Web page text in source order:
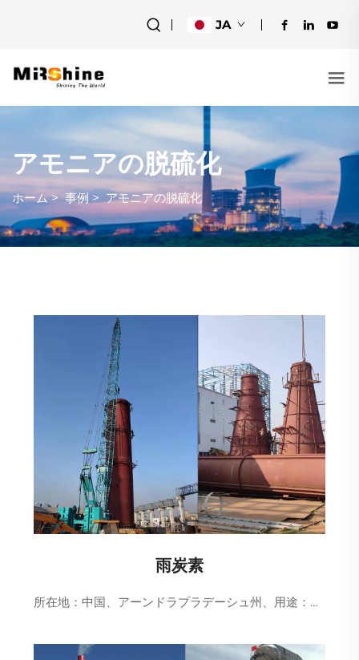
JA
アモニアの脱硫化
ホーム>事例 > アモニアの脱硫化
雨炭素
所在地：中国、アーンドラプラデーシュ州、用途：化学薬品利用、詳細：2*49TPHアンモニア脱硫プロジェクト